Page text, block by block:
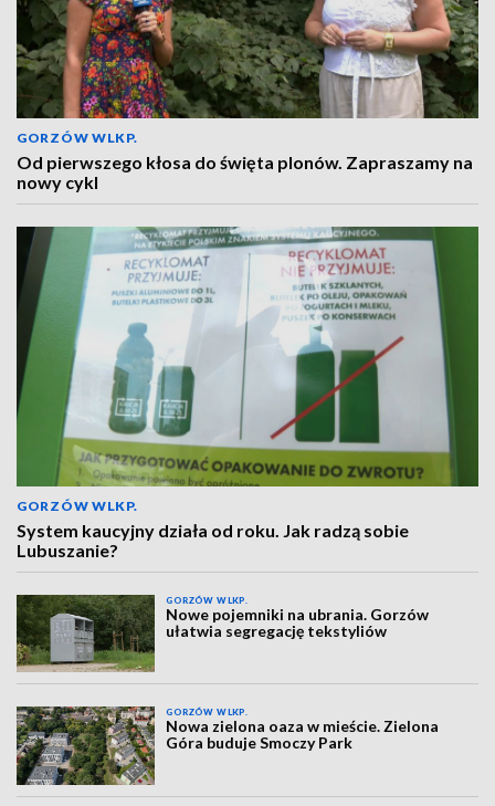
GORZÓW WLKP.
Od pierwszego kłosa do święta plonów. Zapraszamy na
nowy cykl
GORZÓW WLKP.
System kaucyjny działa od roku. Jak radzą sobie
Lubuszanie?
GORZÓW WLKP.
Nowe pojemniki na ubrania. Gorzów
ułatwia segregację tekstyliów
GORZÓW WLKP.
Nowa zielona oaza w mieście. Zielona
Góra buduje Smoczy Park